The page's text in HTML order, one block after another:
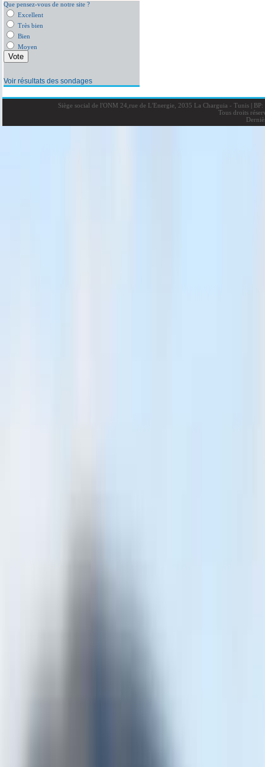
Que pensez-vous de notre site ?
Excellent
Très bien
Bien
Moyen
Voir résultats des sondages
Siège social de l'ONM 24,rue de L'Energie, 2035 La Charguia - Tunis |BP:
Tous droits